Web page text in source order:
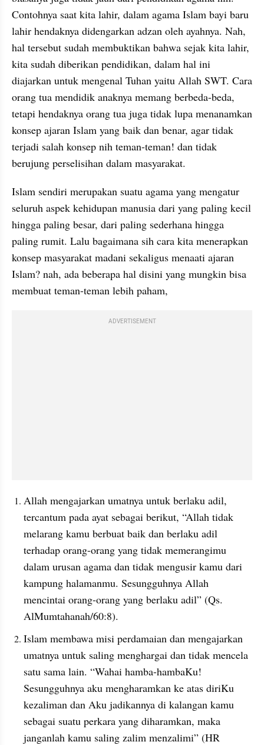
Contohnya saat kita lahir, dalam agama Islam bayi baru
lahir hendaknya didengarkan adzan oleh ayahnya. Nah,
hal tersebut sudah membuktikan bahwa sejak kita lahir,
kita sudah diberikan pendidikan, dalam hal ini
diajarkan untuk mengenal Tuhan yaitu Allah SWT. Cara
orang tua mendidik anaknya memang berbeda-beda,
tetapi hendaknya orang tua juga tidak lupa menanamkan
konsep ajaran Islam yang baik dan benar, agar tidak
terjadi salah konsep nih teman-teman! dan tidak
berujung perselisihan dalam masyarakat.
Islam sendiri merupakan suatu agama yang mengatur
seluruh aspek kehidupan manusia dari yang paling kecil
hingga paling besar, dari paling sederhana hingga
paling rumit. Lalu bagaimana sih cara kita menerapkan
konsep masyarakat madani sekaligus menaati ajaran
Islam? nah, ada beberapa hal disini yang mungkin bisa
membuat teman-teman lebih paham,
ADVERTISEMENT
Allah mengajarkan umatnya untuk berlaku adil,
tercantum pada ayat sebagai berikut, “Allah tidak
melarang kamu berbuat baik dan berlaku adil
terhadap orang-orang yang tidak memerangimu
dalam urusan agama dan tidak mengusir kamu dari
kampung halamanmu. Sesungguhnya Allah
mencintai orang-orang yang berlaku adil” (Qs.
AlMumtahanah/60:8).
Islam membawa misi perdamaian dan mengajarkan
umatnya untuk saling menghargai dan tidak mencela
satu sama lain. “Wahai hamba-hambaKu!
Sesungguhnya aku mengharamkan ke atas diriKu
kezaliman dan Aku jadikannya di kalangan kamu
sebagai suatu perkara yang diharamkan, maka
janganlah kamu saling zalim menzalimi” (HR